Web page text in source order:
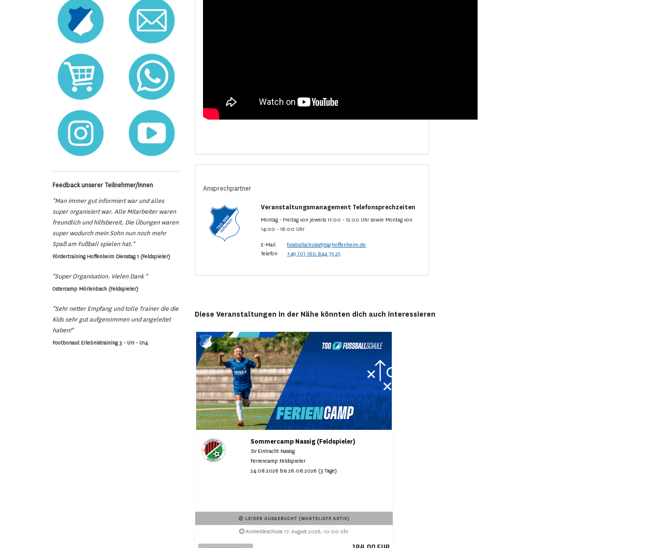
Feedback unserer Teilnehmer/innen
"Man immer gut informiert war und alles
super organisiert war. Alle Mitarbeiter waren
freundlich und hilfsbereit. Die Übungen waren
super wodurch mein Sohn nun noch mehr
Spaß am Fußball spielen hat."
Fördertraining Hoffenheim Dienstag 1 (Feldspieler)
"Super Organisation. Vielen Dank "
Ostercamp Mörlenbach (Feldspieler)
"Sehr netter Empfang und tolle Trainer die die
Kids sehr gut aufgenommen und angeleitet
haben!"
Footbonaut Erlebnistraining 3 - U11 - U14
Ansprechpartner
Veranstaltungsmanagement Telefonsprechzeiten
Montag - Freitag von jeweils 11:00 - 12:00 Uhr sowie Montag von
14:00 - 16:00 Uhr
E-Mail
fussballschule@tsg-hoffenheim.de
Telefon
+49 (0) 160 844 75 25
Diese Veranstaltungen in der Nähe könnten dich auch interessieren
Sommercamp Nassig (Feldspieler)
SV Eintracht Nassig
Feriencamp Feldspieler
24.08.2026 bis 26.08.2026 (3 Tage)
LEIDER AUSGEBUCHT (WARTELISTE AKTIV)
Anmeldeschluss 17. August 2026, 10:00 Uhr